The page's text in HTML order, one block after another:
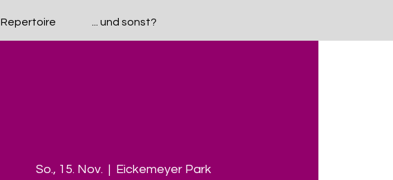
Repertoire ... und sonst?
So., 15. Nov.
  |
Eickemeyer Park